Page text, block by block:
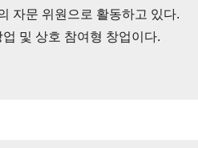
자문 위원으로 활동하고 있다.
및 상호 참여형 창업이다.